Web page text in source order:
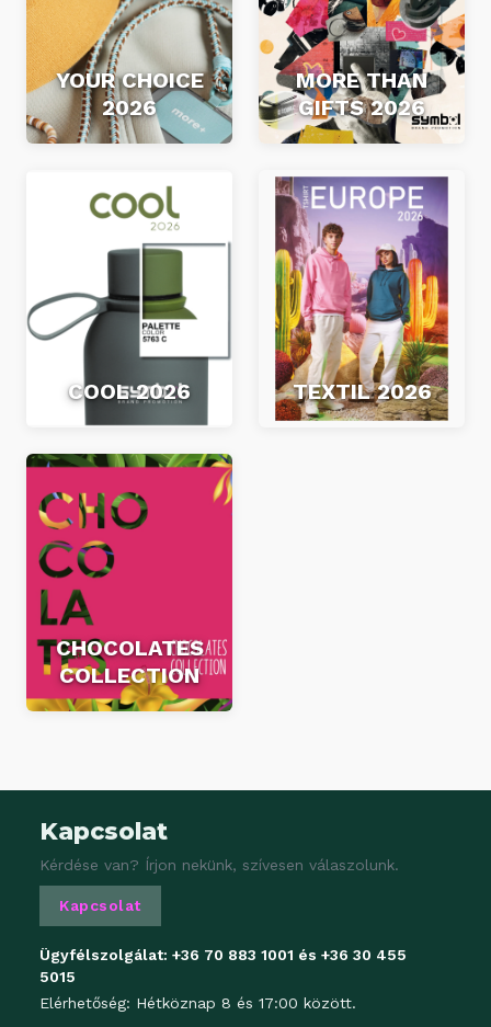
YOUR CHOICE
2026
MORE THAN
GIFTS 2026
COOL 2026 TEXTIL 2026
CHOCOLATES
COLLECTION
Kapcsolat
Kérdése van? Írjon nekünk, szívesen válaszolunk.
Kapcsolat
Ügyfélszolgálat: +36 70 883 1001 és +36 30 455
5015
Elérhetőség: Hétköznap 8 és 17:00 között.